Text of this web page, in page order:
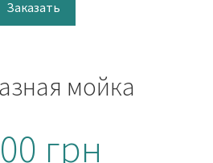
Заказать
мойка
грн